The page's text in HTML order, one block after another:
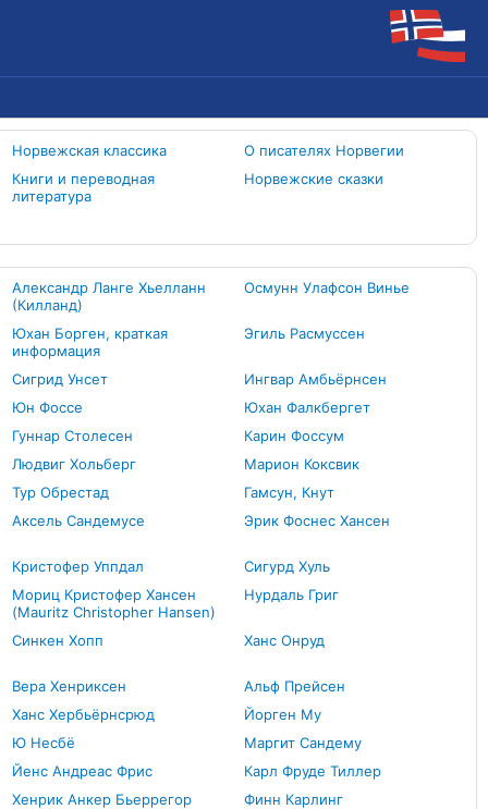
Норвежская классика
О писателях Норвегии
Книги и переводная
литература
Норвежские сказки
Александр Ланге Хьелланн
(Килланд)
Осмунн Улафсон Винье
Юхан Борген, краткая
информация
Эгиль Расмуссен
Сигрид Унсет
Ингвар Амбьёрнсен
Юн Фоссе
Юхан Фалкбергет
Гуннар Столесен
Карин Фоссум
Людвиг Хольберг
Марион Коксвик
Тур Обрестад
Гамсун, Кнут
Аксель Сандемусе Эрик Фоснес Хансен
Кристофер Уппдал
Сигурд Хуль
Мориц Кристофер Хансен
(Mauritz Christopher Hansen)
Нурдаль Григ
Синкен Хопп Ханс Онруд
Вера Хенриксен
Альф Прейсен
Ханс Хербьёрнсрюд
Йорген Му
Ю Несбё
Маргит Сандему
Йенс Андреас Фрис
Карл Фруде Тиллер
Хенрик Анкер Бьеррегор Финн Карлинг